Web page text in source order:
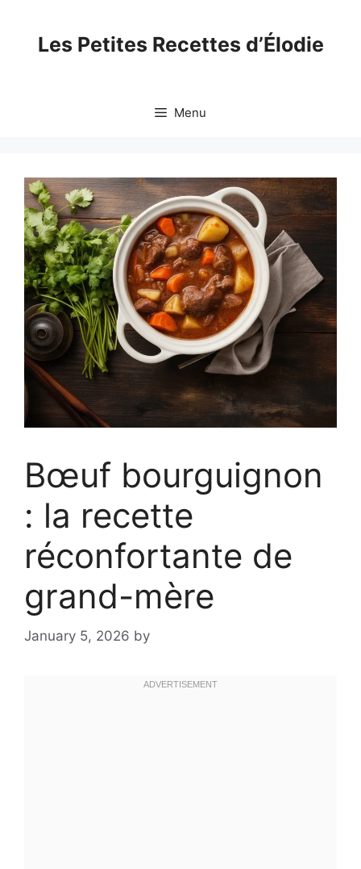
contentLes Petites Recettes d’Élodie
Menu
Bœuf bourguignon
: la recette
réconfortante de
grand-mère
January 5, 2026 by